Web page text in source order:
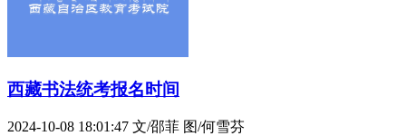
西藏书法统考报名时间
2024-10-08 18:01:47 文/邵菲 图/何雪芬